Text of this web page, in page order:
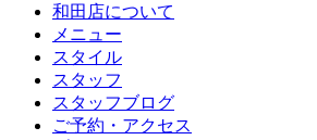
和田店について
メニュー
スタイル
スタッフ
スタッフブログ
ご予約・アクセス